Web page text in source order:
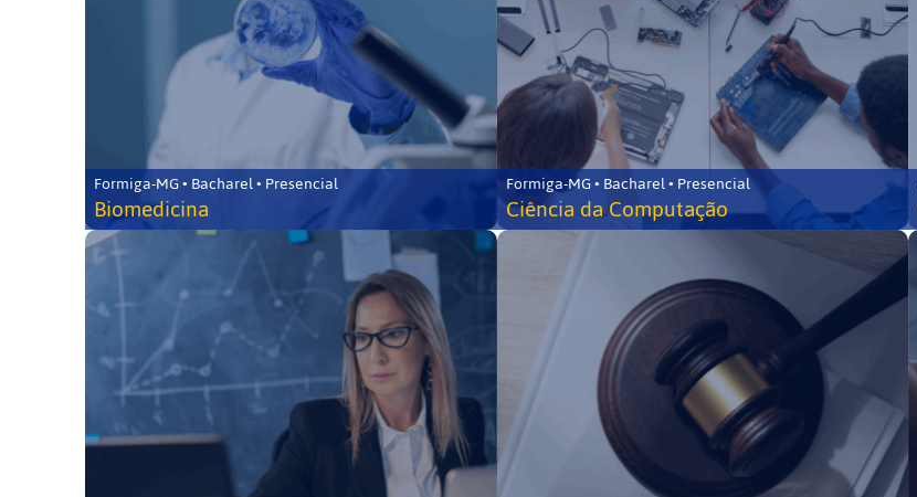
Formiga-MG • Bacharel • Presencial
Biomedicina
Formiga-MG • Bacharel • Presencial
Ciência da Computação